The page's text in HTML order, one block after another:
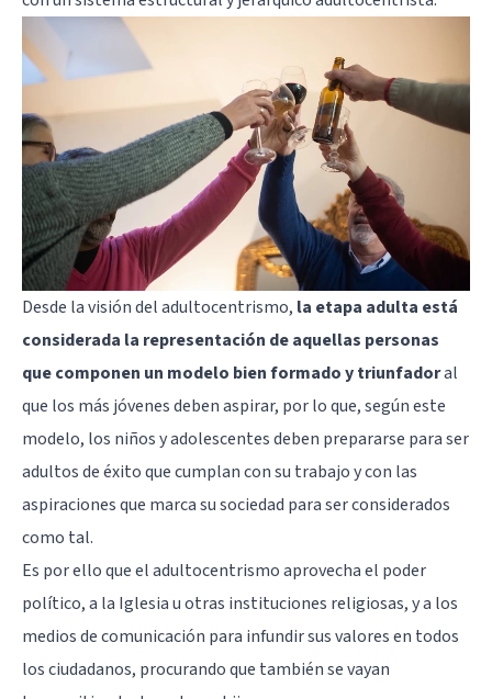
Desde la visión del adultocentrismo, la etapa adulta está
considerada la representación de aquellas personas
que componen un modelo bien formado y triunfadoral
que los más jóvenes deben aspirar, por lo que, según este
modelo, los niños y adolescentes deben prepararse para ser
adultos de éxito que cumplan con su trabajo y con las
aspiraciones que marca su sociedad para ser considerados
como tal.
Es por ello que el adultocentrismo aprovecha el poder
político, a la Iglesia u otras instituciones religiosas, y a los
medios de comunicación para infundir sus valores en todos
los ciudadanos, procurando que también se vayan